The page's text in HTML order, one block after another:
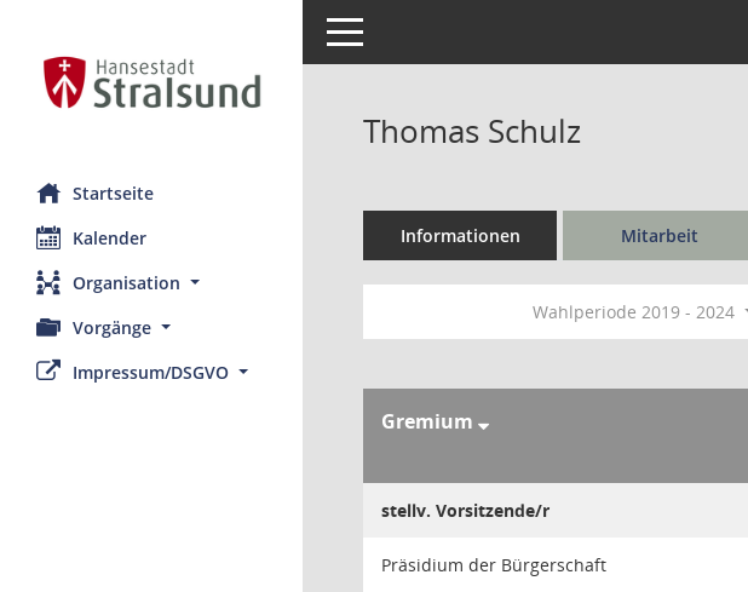
Startseite
Kalender
Organisation
Vorgänge
Impressum/DSGVO
Toggle navigation
Thomas Schulz
Informationen Mitarbeit
Wahlperiode 2019 - 2024
Gremium
stellv. Vorsitzende/r
Präsidium der Bürgerschaft